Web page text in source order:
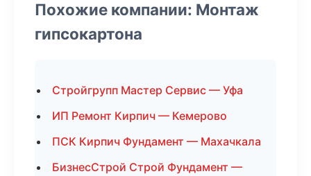
Похожие компании: Монтаж
гипсокартона
Стройгрупп Мастер Сервис — Уфа
ИП Ремонт Кирпич — Кемерово
ПСК Кирпич Фундамент — Махачкала
БизнесСтрой Строй Фундамент —